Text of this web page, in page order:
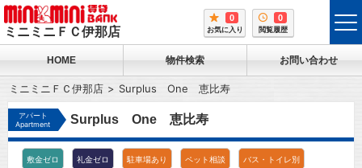
ミニミニＦＣ伊那店
0
お気に入り
0
閲覧履歴
HOME 物件検索 お問い合わせ
ミニミニＦＣ伊那店 Surplus One 恵比寿
アパート
Apartment
Surplus One 恵比寿
敷金ゼロ 礼金ゼロ 駐車場あり ペット相談 バス・トイレ別